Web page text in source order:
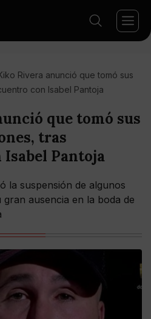
Rivera anunció que tomó sus
con Isabel Pantoja
que tomó sus
tras
Pantoja
la suspensión de algunos
ausencia en la boda de